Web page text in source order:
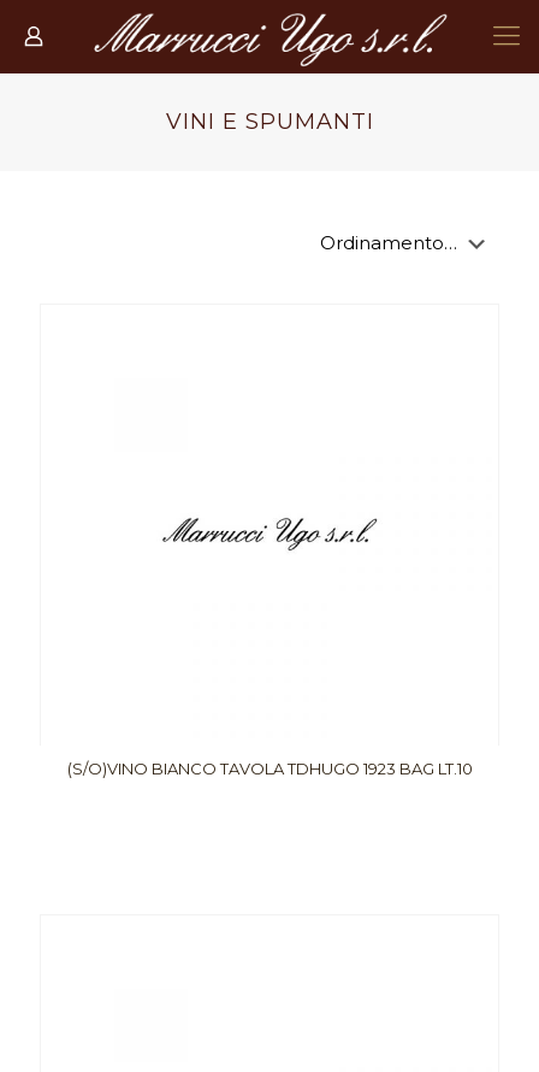
VINI E SPUMANTI
(S/O)VINO BIANCO TAVOLA TDHUGO 1923 BAG LT.10